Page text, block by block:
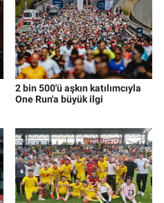
2 bin 500'ü aşkın katılımcıyla
One Run'a büyük ilgi